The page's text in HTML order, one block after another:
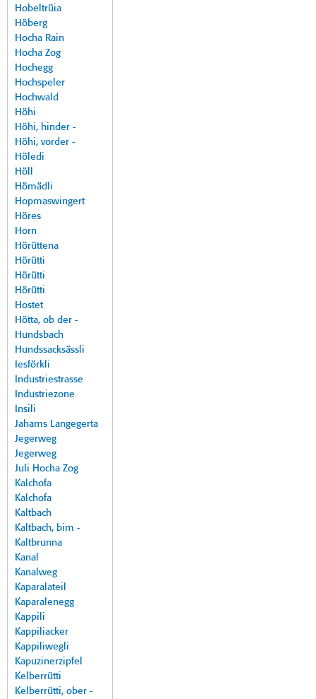
Hobeltrüia
Höberg
Hocha Rain
Hocha Zog
Hochegg
Hochspeler
Hochwald
Höhi
Höhi, hinder -
Höhi, vorder -
Höledi
Höll
Hömädli
Hopmaswingert
Höres
Horn
Hörüttena
Hörütti
Hörütti
Hörütti
Hostet
Hötta, ob der -
Hundsbach
Hundssacksässli
Iesförkli
Industriestrasse
Industriezone
Insili
Jahams Langegerta
Jegerweg
Jegerweg
Juli Hocha Zog
Kalchofa
Kalchofa
Kaltbach
Kaltbach, bim -
Kaltbrunna
Kanal
Kanalweg
Kaparalateil
Kaparalenegg
Kappili
Kappiliacker
Kappiliwegli
Kapuzinerzipfel
Kelberrütti
Kelberrütti, ober -